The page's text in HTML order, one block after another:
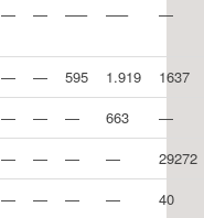
— — —– —– —
— — 595 1.919
1637
— — — 663
—
— — — —
29272
— — — —
40